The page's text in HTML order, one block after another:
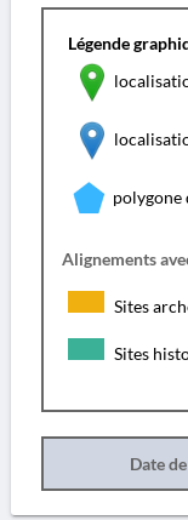
Légende
polygone
Alignements
Sites
Sites
Date